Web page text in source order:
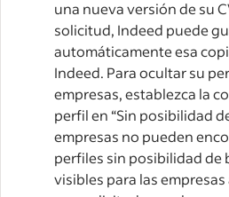
una nueva versión de su
solicitud, Indeed puede
automáticamente esa
Indeed. Para ocultar su
empresas, establezca la
perfil en “Sin posibilidad
empresas no pueden
perfiles sin posibilidad de
visibles para las